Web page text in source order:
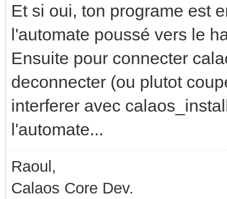
Et si oui, ton programe est
l'automate poussé vers le
Ensuite pour connecter
deconnecter (ou plutot
interferer avec
l'automate...
Raoul,
Calaos Core Dev.